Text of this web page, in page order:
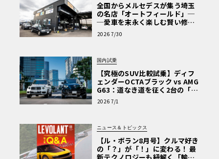
全国からメルセデスが集う埼玉
の名店「オートフィールド」─
─愛車を末永く楽しむ賢い修理
術と、プロがフックス製オイル
を選ぶ理由〈PR〉
2026 7/30
国内試乗
【究極のSUV比較試乗】ディフ
ェンダーOCTAブラック vs AMG
G63：道なき道を征く2台の「対
極的アプローチ」
2026 7/1
ニュース＆トピックス
【ル・ボラン8月号】クルマ好き
の「？」が「！」に変わる！ 最